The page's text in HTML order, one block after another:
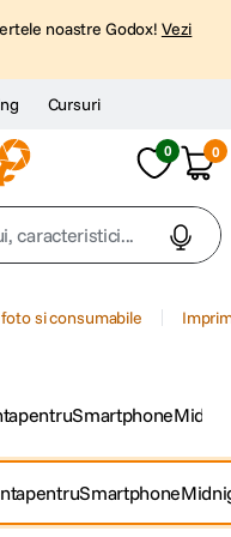
noastre Godox! Vezi
Cursuri
0 0
si consumabile